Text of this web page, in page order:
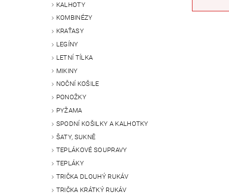
KALHOTY
KOMBINÉZY
KRAŤASY
LEGÍNY
LETNÍ TÍLKA
MIKINY
NOČNÍ KOŠILE
PONOŽKY
PYŽAMA
SPODNÍ KOŠILKY A KALHOTKY
ŠATY, SUKNĚ
TEPLÁKOVÉ SOUPRAVY
TEPLÁKY
TRIČKA DLOUHÝ RUKÁV
TRIČKA KRÁTKÝ RUKÁV